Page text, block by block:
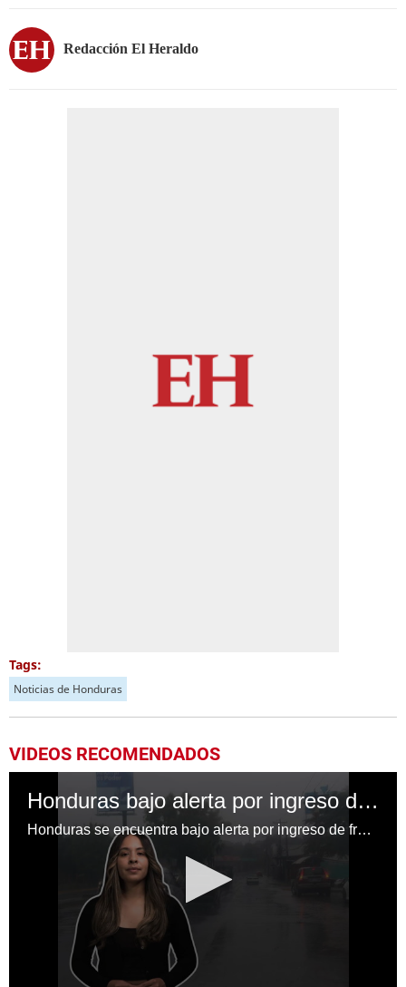
Redacción El Heraldo
Tags:
Noticias de Honduras
VIDEOS RECOMENDADOS
Honduras bajo alerta por ingreso de frente frío
Honduras se encuentra bajo alerta por ingreso de frente frío este jueves